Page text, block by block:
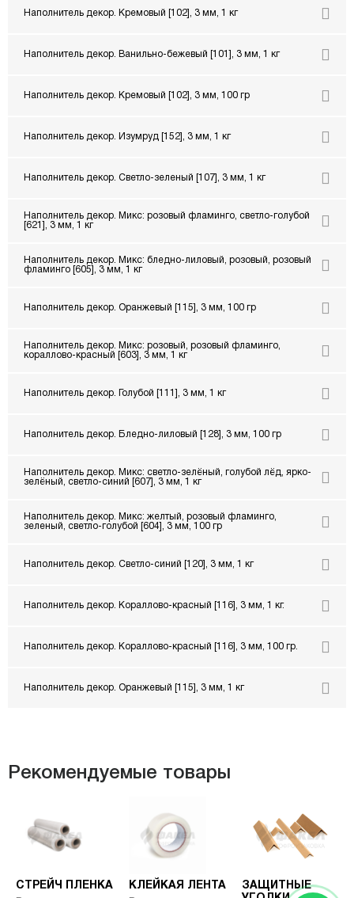
Наполнитель декор. Кремовый [102], 3 мм, 1 кг
Наполнитель декор. Ванильно-бежевый [101], 3 мм, 1 кг
Наполнитель декор. Кремовый [102], 3 мм, 100 гр
Наполнитель декор. Изумруд [152], 3 мм, 1 кг
Наполнитель декор. Светло-зеленый [107], 3 мм, 1 кг
Наполнитель декор. Микс: розовый фламинго, светло-голубой
[621], 3 мм, 1 кг
Наполнитель декор. Микс: бледно-лиловый, розовый, розовый
фламинго [605], 3 мм, 1 кг
Наполнитель декор. Оранжевый [115], 3 мм, 100 гр
Наполнитель декор. Микс: розовый, розовый фламинго,
кораллово-красный [603], 3 мм, 1 кг
Наполнитель декор. Голубой [111], 3 мм, 1 кг
Наполнитель декор. Бледно-лиловый [128], 3 мм, 100 гр
Наполнитель декор. Микс: светло-зелёный, голубой лёд, ярко-
зелёный, светло-синий [607], 3 мм, 1 кг
Наполнитель декор. Микс: желтый, розовый фламинго,
зеленый, светло-голубой [604], 3 мм, 100 гр
Наполнитель декор. Светло-синий [120], 3 мм, 1 кг
Наполнитель декор. Кораллово-красный [116], 3 мм, 1 кг.
Наполнитель декор. Кораллово-красный [116], 3 мм, 100 гр.
Наполнитель декор. Оранжевый [115], 3 мм, 1 кг
Рекомендуемые товары
СТРЕЙЧ ПЛЕНКА КЛЕЙКАЯ ЛЕНТА
ЗАЩИТНЫЕ